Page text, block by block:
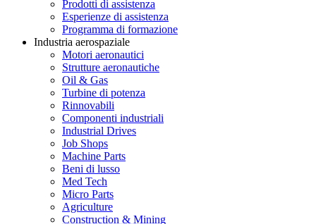
Prodotti di assistenza
Esperienze di assistenza
Programma di formazione
Industria aerospaziale
Motori aeronautici
Strutture aeronautiche
Oil & Gas
Turbine di potenza
Rinnovabili
Componenti industriali
Industrial Drives
Job Shops
Machine Parts
Beni di lusso
Med Tech
Micro Parts
Agriculture
Construction & Mining